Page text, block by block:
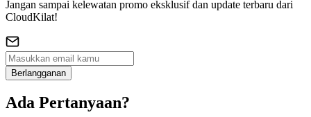
Jangan sampai kelewatan promo eksklusif dan update terbaru dari
CloudKilat!
Berlangganan
Ada Pertanyaan?